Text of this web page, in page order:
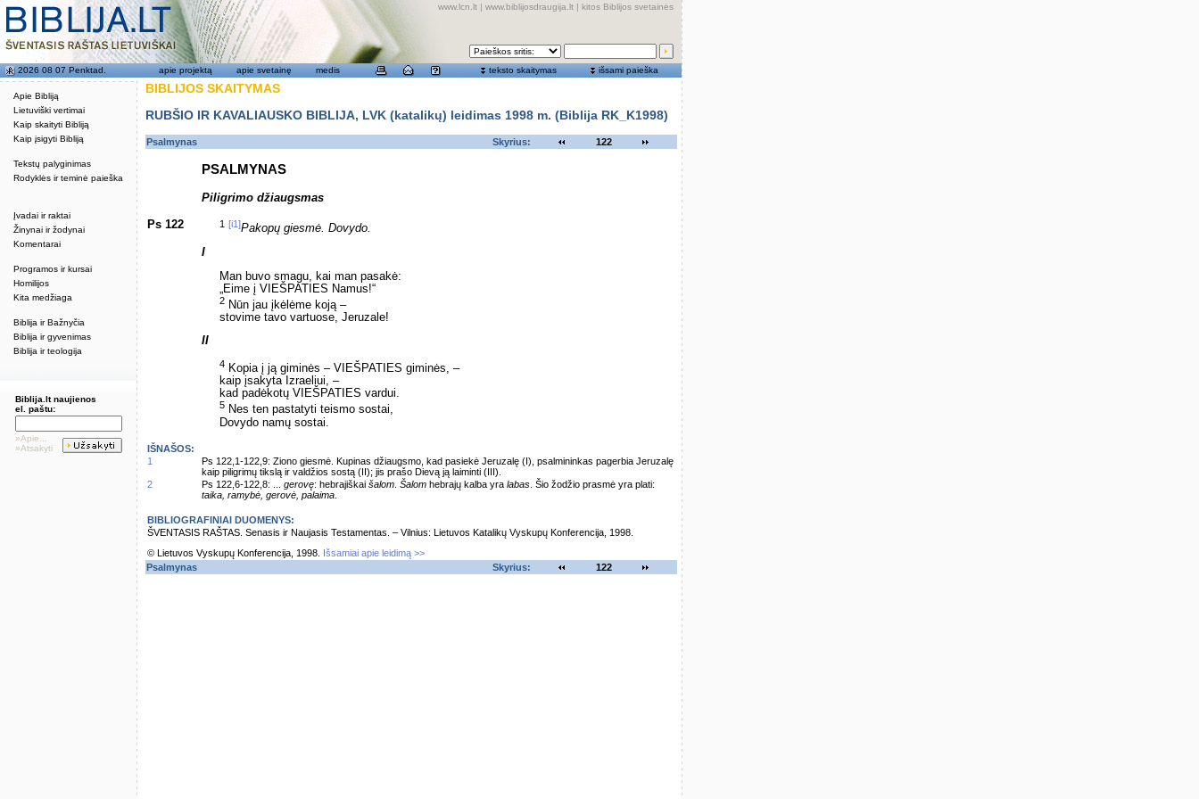
Apie Bibliją
Lietuviški vertimai
Kaip skaityti Bibliją
Kaip įsigyti Bibliją
Tekstų palyginimas
Rodyklės ir teminė paieška
Įvadai ir raktai
Žinynai ir žodynai
Komentarai
Programos ir kursai
Homilijos
Kita medžiaga
Biblija ir Bažnyčia
Biblija ir gyvenimas
Biblija ir teologija
www.lcn.lt | www.biblijosdraugija.lt | kitos Biblijos svetainės
2026 08 07 Penktad. apie projektą apie svetainę medis teksto skaitymas išsami paieška
Biblija.lt naujienos
el. paštu:
»Apie...
»Atsakyti
BIBLIJOS SKAITYMAS
RUBŠIO IR KAVALIAUSKO BIBLIJA, LVK (katalikų) leidimas 1998 m. (Biblija RK_K1998)
Psalmynas Skyrius: 122
PSALMYNAS
Piligrimo džiaugsmas
Ps 122 1 [i1]Pakopų giesmė. Dovydo.
I
Man buvo smagu, kai man pasakė:
„Eime į VIEŠPATIES Namus!“
2 Nūn jau įkėlėme koją –
stovime tavo vartuose, Jeruzale!
II
4 Kopia į ją giminės – VIEŠPATIES giminės, –
kaip įsakyta Izraeliui, –
kad padėkotų VIEŠPATIES vardui.
5 Nes ten pastatyti teismo sostai,
Dovydo namų sostai.
IŠNAŠOS:
1
Ps 122,1-122,9: Ziono giesmė. Kupinas džiaugsmo, kad pasiekė Jeruzalę (I), psalmininkas pagerbia Jeruzalę
kaip piligrimų tikslą ir valdžios sostą (II); jis prašo Dievą ją laiminti (III).
2
Ps 122,6-122,8: ... gerovę: hebrajiškai šalom Šalom hebrajų kalba yra labas . Šio žodžio prasmė yra plati:
taika, ramybė, gerovė, palaima
BIBLIOGRAFINIAI DUOMENYS:
ŠVENTASIS RAŠTAS. Senasis ir Naujasis Testamentas. – Vilnius: Lietuvos Katalikų Vyskupų Konferencija, 1998.
© Lietuvos Vyskupų Konferencija, 1998.
Išsamiai apie leidimą >>
Psalmynas
Skyrius: 122